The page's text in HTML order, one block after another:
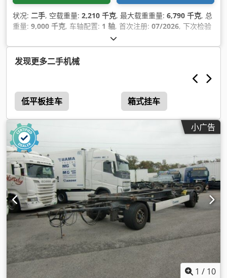
状况: 二手, 空载重量: 2,210 千克, 最大载重重量: 6,790 千克, 总
重量: 9,000 千克, 车轴配置: 1 轴, 首次注册: 07/2026, 下次检验
2,480 毫米
度:89,050 毫米, 悬挂系统:空气, 轮胎尺寸:385/65R22,5, 设备:
防抱死制动系统 (ABS)
发现更多二手机械
低平板挂车 箱式挂车
小广告
1 / 10